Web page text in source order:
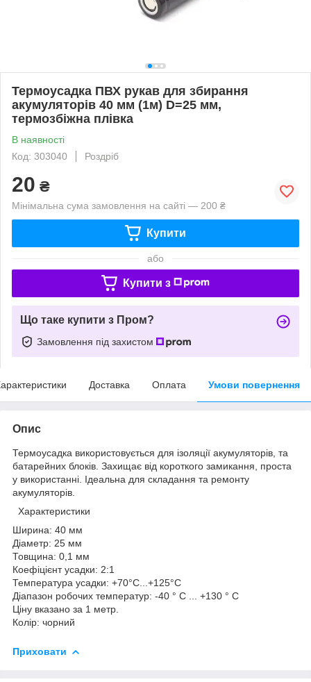
Термоусадка ПВХ рукав для збирання
акумуляторів 40 мм (1м) D=25 мм,
термозбіжна плівка
В наявності
Код: 303040
Роздріб
20 ₴
Мінімальна сума замовлення на сайті — 200 ₴
Купити
або
Купити з
Що таке купити з Пром?
Замовлення під захистом
Доставка Оплата Умови повернення
Опис
Термоусадка використовується для ізоляції акумуляторів, та
батарейних блоків. Захищає від короткого замикання, проста
у використанні. Ідеальна для складання та ремонту
акумуляторів.
Характеристики
Ширина: 40 мм
Діаметр: 25 мм
Товщина: 0,1 мм
Коефіцієнт усадки: 2:1
Температура усадки: +70°C...+125°C
Діапазон робочих температур: -40 ° C ... +130 ° C
Ціну вказано за 1 метр.
Колір: чорний
Приховати